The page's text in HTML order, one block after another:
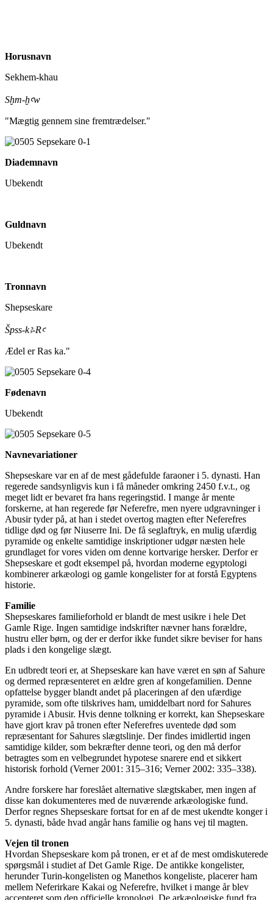
Horusnavn
Sekhem-khau
Sḫm-ḫꜥw
"Mægtig gennem sine fremtrædelser."
Diademnavn
Ubekendt
Guldnavn
Ubekendt
Tronnavn
Shepseskare
Špss-kꜣ-Rꜥ
Ædel er Ras ka."
Fødenavn
Ubekendt
Navnevariationer
Shepseskare var en af de mest gådefulde faraoner i 5. dynasti. Han
regerede sandsynligvis kun i få måneder omkring 2450 f.v.t., og
meget lidt er bevaret fra hans regeringstid. I mange år mente
forskerne, at han regerede før Neferefre, men nyere udgravninger i
Abusir tyder på, at han i stedet overtog magten efter Neferefres
tidlige død og før Niuserre Ini. De få seglaftryk, en mulig ufærdig
pyramide og enkelte samtidige inskriptioner udgør næsten hele
grundlaget for vores viden om denne kortvarige hersker. Derfor er
Shepseskare et godt eksempel på, hvordan moderne egyptologi
kombinerer arkæologi og gamle kongelister for at forstå Egyptens
historie.
Familie
Shepseskares familieforhold er blandt de mest usikre i hele Det
Gamle Rige. Ingen samtidige indskrifter nævner hans forældre,
hustru eller børn, og der er derfor ikke fundet sikre beviser for hans
plads i den kongelige slægt.
En udbredt teori er, at Shepseskare kan have været en søn af Sahure
og dermed repræsenteret en ældre gren af kongefamilien. Denne
opfattelse bygger blandt andet på placeringen af den ufærdige
pyramide, som ofte tilskrives ham, umiddelbart nord for Sahures
pyramide i Abusir. Hvis denne tolkning er korrekt, kan Shepseskare
have gjort krav på tronen efter Neferefres uventede død som
repræsentant for Sahures slægtslinje. Der findes imidlertid ingen
samtidige kilder, som bekræfter denne teori, og den må derfor
betragtes som en velbegrundet hypotese snarere end et sikkert
historisk forhold (Verner 2001: 315–316; Verner 2002: 335–338).
Andre forskere har foreslået alternative slægtskaber, men ingen af
disse kan dokumenteres med de nuværende arkæologiske fund.
Derfor regnes Shepseskare fortsat for en af de mest ukendte konger i
5. dynasti, både hvad angår hans familie og hans vej til magten.
Vejen til tronen
Hvordan Shepseskare kom på tronen, er et af de mest omdiskuterede
spørgsmål i studiet af Det Gamle Rige. De antikke kongelister,
herunder Turin-kongelisten og Manethos kongeliste, placerer ham
mellem Neferirkare Kakai og Neferefre, hvilket i mange år blev
accepteret som den officielle kronologi. De arkæologiske fund fra